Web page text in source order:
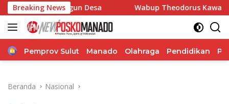
Langsung
ke
konten
Breaking News
Desa Wabup Theodorus Kawatu Tinjau Gereja
Home
Pemprov Sulut Manado Olahraga Pendidikan
Beranda Nasional